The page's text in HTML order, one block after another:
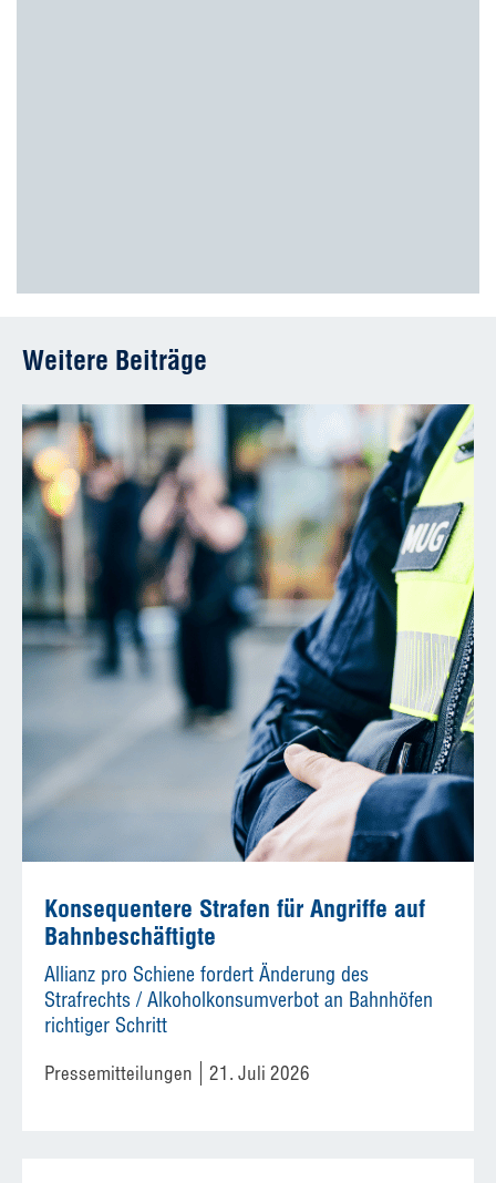
Weitere Beiträge
Konsequentere Strafen für Angriffe auf
Bahnbeschäftigte
Allianz pro Schiene fordert Änderung des
Strafrechts / Alkoholkonsumverbot an Bahnhöfen
richtiger Schritt
Pressemitteilungen 21. Juli 2026